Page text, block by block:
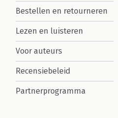
Bestellen en retourneren
Lezen en luisteren
Voor auteurs
Recensiebeleid
Partnerprogramma